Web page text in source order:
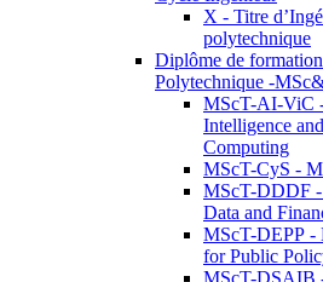
X - Titre
polytechnique
Diplôme de
Polytechnique -
MScT-AI-ViC
Intelligence
Computing
MScT-CyS -
MScT-DDDF
Data and
MScT-DEPP -
for Public
MScT-DSAIB